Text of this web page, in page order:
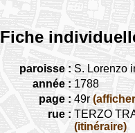
Fiche
paroisse : S. Lorenzo
année : 1788
page : 49r
rue : TERZO
(itinéraire)